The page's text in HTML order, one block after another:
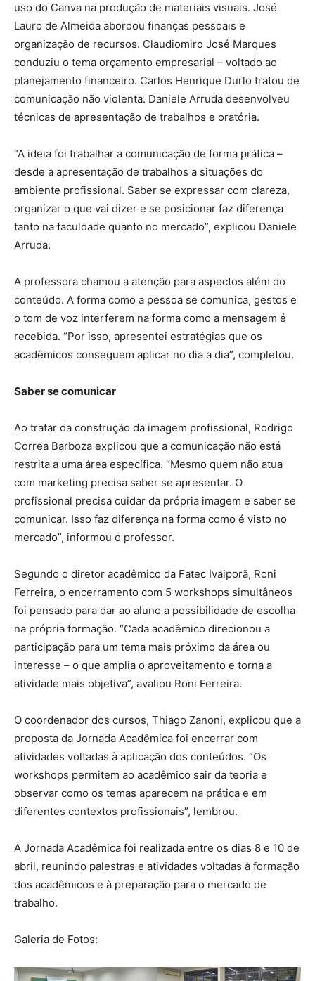
uso do Canva na produção de materiais visuais. José
Lauro de Almeida abordou finanças pessoais e
organização de recursos. Claudiomiro José Marques
conduziu o tema orçamento empresarial – voltado ao
planejamento financeiro. Carlos Henrique Durlo tratou de
comunicação não violenta. Daniele Arruda desenvolveu
técnicas de apresentação de trabalhos e oratória.
“A ideia foi trabalhar a comunicação de forma prática –
desde a apresentação de trabalhos a situações do
ambiente profissional. Saber se expressar com clareza,
organizar o que vai dizer e se posicionar faz diferença
tanto na faculdade quanto no mercado”, explicou Daniele
Arruda.
A professora chamou a atenção para aspectos além do
conteúdo. A forma como a pessoa se comunica, gestos e
o tom de voz interferem na forma como a mensagem é
recebida. “Por isso, apresentei estratégias que os
acadêmicos conseguem aplicar no dia a dia”, completou.
Saber se comunicar
Ao tratar da construção da imagem profissional, Rodrigo
Correa Barboza explicou que a comunicação não está
restrita a uma área específica. “Mesmo quem não atua
com marketing precisa saber se apresentar. O
profissional precisa cuidar da própria imagem e saber se
comunicar. Isso faz diferença na forma como é visto no
mercado”, informou o professor.
Segundo o diretor acadêmico da Fatec Ivaiporã, Roni
Ferreira, o encerramento com 5 workshops simultâneos
foi pensado para dar ao aluno a possibilidade de escolha
na própria formação. “Cada acadêmico direcionou a
participação para um tema mais próximo da área ou
interesse – o que amplia o aproveitamento e torna a
atividade mais objetiva”, avaliou Roni Ferreira.
O coordenador dos cursos, Thiago Zanoni, explicou que a
proposta da Jornada Acadêmica foi encerrar com
atividades voltadas à aplicação dos conteúdos. “Os
workshops permitem ao acadêmico sair da teoria e
observar como os temas aparecem na prática e em
diferentes contextos profissionais”, lembrou.
A Jornada Acadêmica foi realizada entre os dias 8 e 10 de
abril, reunindo palestras e atividades voltadas à formação
dos acadêmicos e à preparação para o mercado de
trabalho.
Galeria de Fotos: